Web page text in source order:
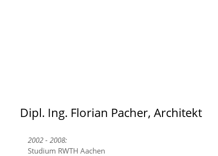
Dipl. Ing. Florian Pacher, Architekt
2002 - 2008:
Studium RWTH Aachen